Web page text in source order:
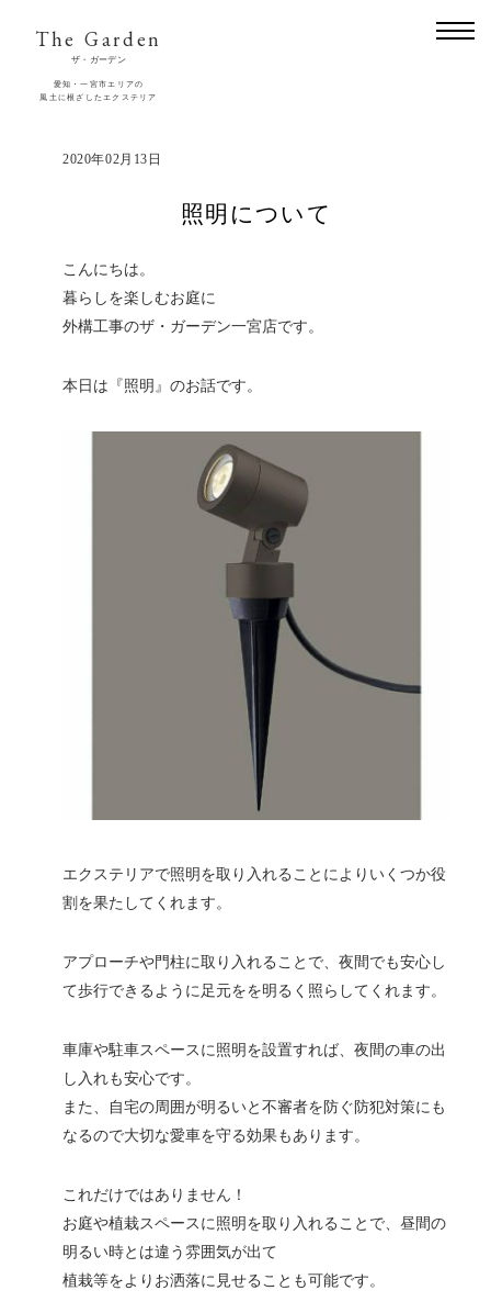
The Garden
ザ・ガーデン
愛知・一宮市エリアの
風土に根ざしたエクステリア
2020年02月13日
照明について
こんにちは。
暮らしを楽しむお庭に
外構工事のザ・ガーデン一宮店です。
本日は『照明』のお話です。
エクステリアで照明を取り入れることによりいくつか役
割を果たしてくれます。
アプローチや門柱に取り入れることで、夜間でも安心し
て歩行できるように足元をを明るく照らしてくれます。
車庫や駐車スペースに照明を設置すれば、夜間の車の出
し入れも安心です。
また、自宅の周囲が明るいと不審者を防ぐ防犯対策にも
なるので大切な愛車を守る効果もあります。
これだけではありません！
お庭や植栽スペースに照明を取り入れることで、昼間の
明るい時とは違う雰囲気が出て
植栽等をよりお洒落に見せることも可能です。